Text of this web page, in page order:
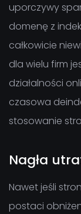
uporczywy
domenę z
całkowicie
dla wielu firm
działalności
czasowa
stosowanie
Nagła
Nawet jeśli
postaci